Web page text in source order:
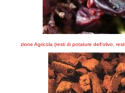
zione Agricola (resti di potature dell’olivo,